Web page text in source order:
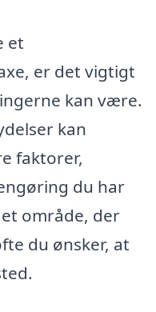
et
er det vigtigt
kan være.
kan
faktorer,
du har
område, der
du ønsker, at